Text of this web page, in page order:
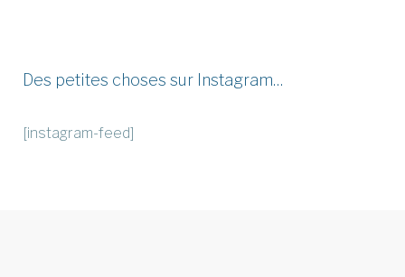
Des petites choses sur Instagram…
[instagram-feed]